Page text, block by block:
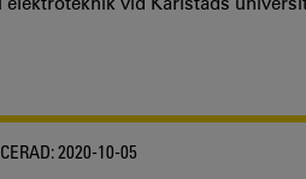
2020-10-05